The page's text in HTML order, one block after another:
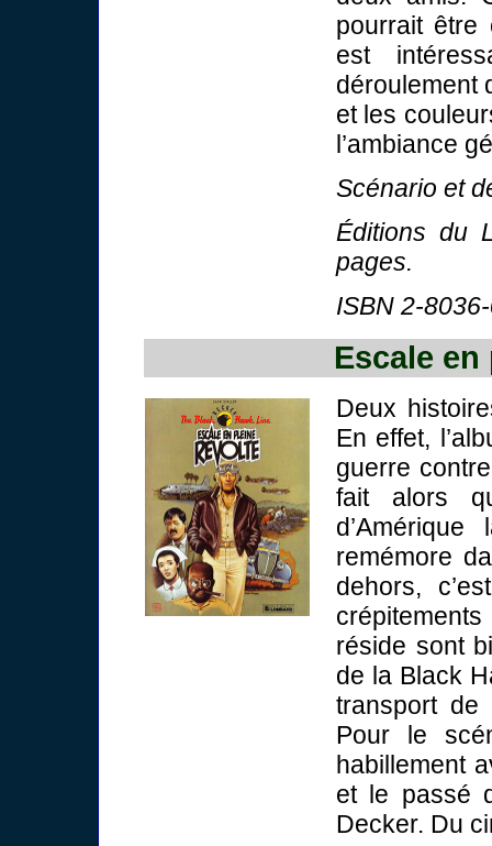
pourrait être
est
déroulement
et les
l’ambiance
Scénario et
Éditions du
pages.
ISBN 2-
Escale
Deux
En effet,
guerre
fait alors
remémore
dehors,
réside sont
de la Black
transport de
Pour le
habillement
et le passé
Decker. Du